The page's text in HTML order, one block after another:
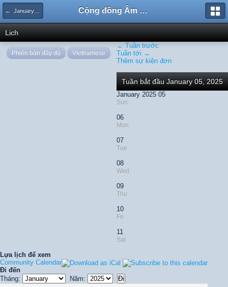
← January 2025 Cộng đồng Âm nhạc Sound Says
Lịch
← Tuần trước
Tuần tới →
Thêm sự kiện đơn
Tuần bắt đầu January 05, 2025
January 2025 05
Sun
06
Mon
07
Tue
08
Wed
09
Thu
10
Fri
11
Sat
Lựa lịch để xem
Community Calendar
Đi đến
Tháng:
Năm:
Phiên bản đầy đủ Vietnamese